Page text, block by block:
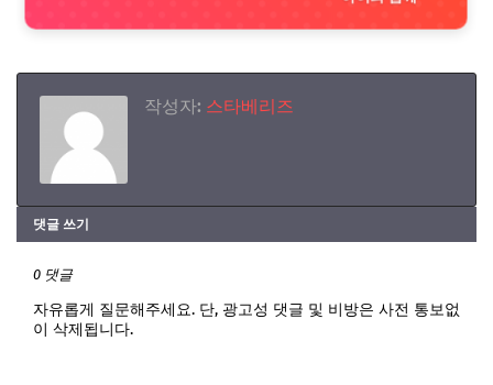
작성자: 스타베리즈
댓글 쓰기
0 댓글
자유롭게 질문해주세요. 단, 광고성 댓글 및 비방은 사전 통보없
이 삭제됩니다.